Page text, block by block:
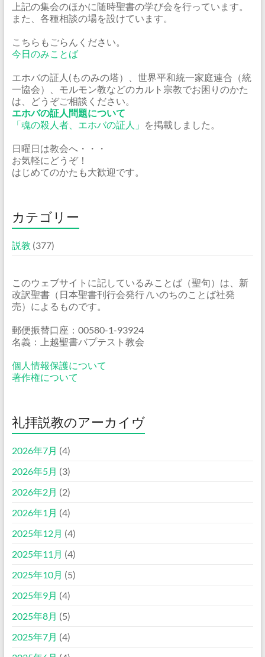
上記の集会のほかに随時聖書の学び会を行っています。
また、各種相談の場を設けています。
こちらもごらんください。
今日のみことば
エホバの証人(ものみの塔）、世界平和統一家庭連合（統
一協会）、モルモン教などのカルト宗教でお困りのかた
は、どうぞご相談ください。
エホバの証人問題について
「魂の殺人者、エホバの証人」 を掲載しました。
日曜日は教会へ・・・
お気軽にどうぞ！
はじめてのかたも大歓迎です。
カテゴリー
説教 (377)
このウェブサイトに記しているみことば（聖句）は、新
改訳聖書（日本聖書刊行会発行 /いのちのことば社発
売）によるものです。
郵便振替口座：00580-1-93924
名義：上越聖書バプテスト教会
個人情報保護について
著作権について
礼拝説教のアーカイヴ
2026年7月 (4)
2026年5月 (3)
2026年2月 (2)
2026年1月 (4)
2025年12月 (4)
2025年11月 (4)
2025年10月 (5)
2025年9月 (4)
2025年8月 (5)
2025年7月 (4)